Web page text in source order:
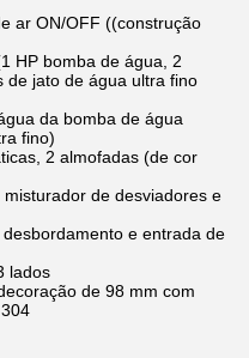
ar ON/OFF ((construção
HP bomba de água, 2
de jato de água ultra fino
da bomba de água
fino)
2 almofadas (de cor
de desviadores e
e entrada de
lados
de 98 mm com